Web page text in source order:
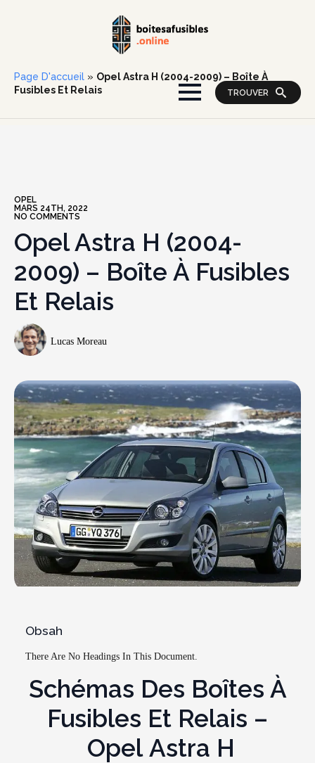
TROUVER
Page D'accueil » Opel Astra H (2004-2009) – Boîte À
Fusibles Et Relais
OPEL
MARS 24TH, 2022
NO COMMENTS
Opel Astra H (2004-
2009) – Boîte À Fusibles
Et Relais
Lucas Moreau
Obsah
There Are No Headings In This Document.
Schémas Des Boîtes À
Fusibles Et Relais –
Opel Astra H